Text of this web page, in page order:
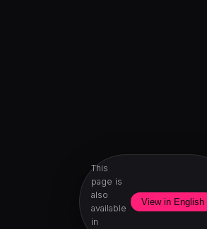
This
page is
also
available
in
View in English